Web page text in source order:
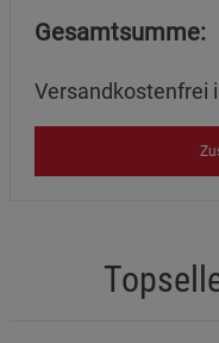
Gesamtsumme:
Versandkostenfrei